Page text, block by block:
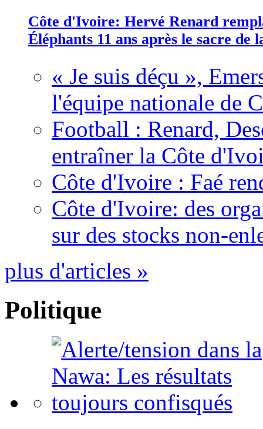
Côte d'Ivoire: Hervé Renard
Éléphants 11 ans après le sacre de
« Je suis déçu »,
l'équipe nationale de
Football : Renard,
entraîner la Côte
Côte d'Ivoire : Faé
Côte d'Ivoire: des
sur des stocks non-
plus d'articles »
Politique